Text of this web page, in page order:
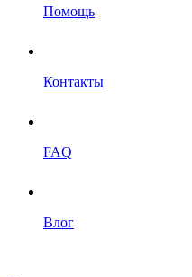
Помощь
Контакты
FAQ
Влог